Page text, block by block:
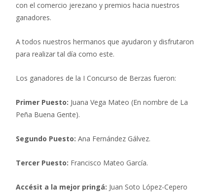
con el comercio jerezano y premios hacia nuestros
ganadores.
A todos nuestros hermanos que ayudaron y disfrutaron
para realizar tal día como este.
Los ganadores de la I Concurso de Berzas fueron:
Primer Puesto: Juana Vega Mateo (En nombre de La
Peña Buena Gente).
Segundo Puesto: Ana Fernández Gálvez.
Tercer Puesto: Francisco Mateo García.
Accésit a la mejor pringá: Juan Soto López-Cepero